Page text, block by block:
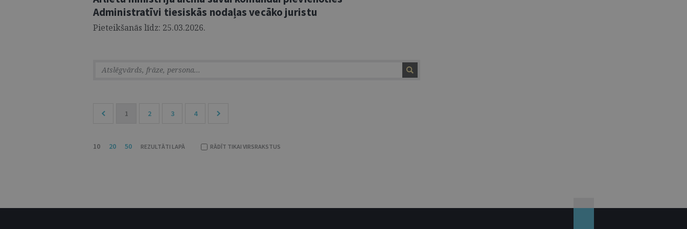
Administratīvi tiesiskās nodaļas vecāko juristu
Pieteikšanās līdz: 25.03.2026.
1 2 3 4
10 20 50 REZULTĀTI LAPĀ RĀDĪT TIKAI VIRSRAKSTUS